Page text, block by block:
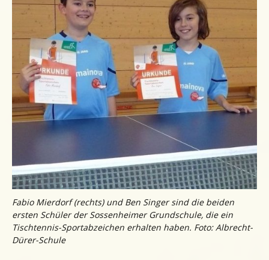
Fabio Mierdorf (rechts) und Ben Singer sind die beiden
ersten Schüler der Sossenheimer Grundschule, die ein
Tischtennis-Sportabzeichen erhalten haben. Foto: Albrecht-
Dürer-Schule